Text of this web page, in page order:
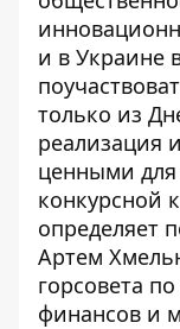
и в Украине
только из
реализация
ценными для
конкурсной
определяет
Артем
горсовета
финансов и